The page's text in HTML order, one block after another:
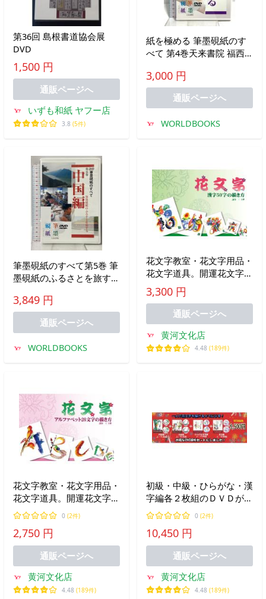
第36回 島根書道協会展
DVD
1,500 円
通販ページへ
いずも和紙 ヤフー店
3.8 (5件)
紙を極める 筆墨硯紙のす
べて 第4巻天来書院 福西
3,000 円
通販ページへ
WORLDBOOKS
筆墨硯紙のすべて第5巻 筆
墨硯紙のふるさとを旅する
子 [DVD]
3,849 円
通販ページへ
WORLDBOOKS
花文字教室・花文字用品・
花文字道具。開運花文字教
材本 花文字教材本 漢字
50文字の描き方
3,300 円
通販ページへ
黄河文化店
4.48 (189件)
花文字教室・花文字用品・
花文字道具。開運花文字教
材本 花文字アルファベッ
ト26文字の描き方
0 (2件)
2,750 円
通販ページへ
黄河文化店
4.48 (189件)
初級・中級・ひらがな・漢
字編各２枚組のＤＶＤが全
てセットになったお得なセ
ット！花文字用品、花文字
道具、中国花文字、花文字
の描き方。花文字ＤＶＤ８
0 (2件)
10,450 円
通販ページへ
黄河文化店
4.48 (189件)